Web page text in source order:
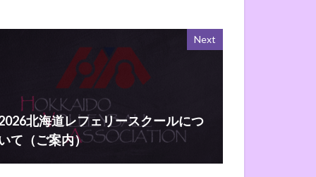
Next
北海道レフェリースクールにつ
て（ご案内）